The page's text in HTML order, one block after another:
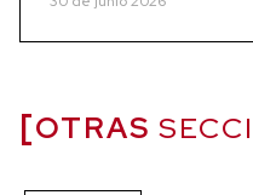
OTRAS